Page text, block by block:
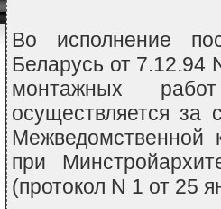
Во исполнение
Беларусь от 7.12.94
монтажных
осуществляется за
Межведомственной
при
(протокол N 1 от